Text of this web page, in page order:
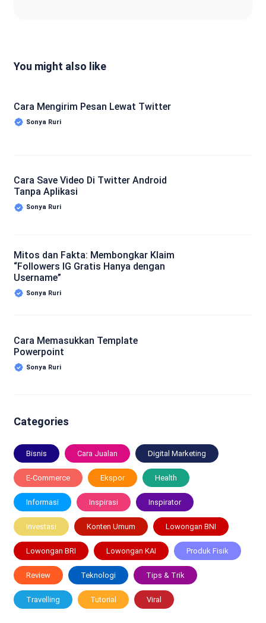
You might also like
Cara Mengirim Pesan Lewat Twitter
Sonya Ruri
Cara Save Video Di Twitter Android
Tanpa Aplikasi
Sonya Ruri
Mitos dan Fakta: Membongkar Klaim
“Followers IG Gratis Hanya dengan
Username”
Sonya Ruri
Cara Memasukkan Template
Powerpoint
Sonya Ruri
Categories
Bisnis Cara Jualan Digital Marketing
E-Commerce Ekspor Health
Informasi Inspirasi Inspirator
Investasi Konten Umum Lowongan BNI
Lowongan BRI Lowongan KAI Produk Fisik
Review Teknologi Tips & Trik
Travelling Tutorial Viral